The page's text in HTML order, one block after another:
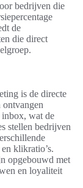
bedrijven die
de
die direct
is de directe
inbox, wat de
stellen bedrijven
klikratio’s.
opgebouwd met
en loyaliteit